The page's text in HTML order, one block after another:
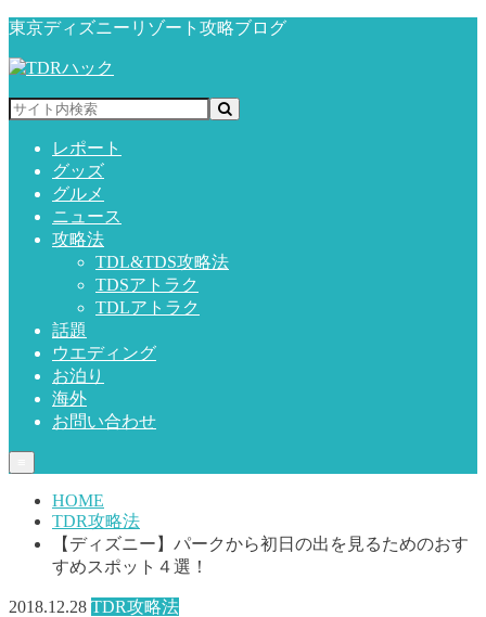
東京ディズニーリゾート攻略ブログ
レポート
グッズ
グルメ
ニュース
攻略法
TDL&TDS攻略法
TDSアトラク
TDLアトラク
話題
ウエディング
お泊り
海外
お問い合わせ
HOME
TDR攻略法
【ディズニー】パークから初日の出を見るためのおす
すめスポット４選！
2018.12.28 TDR攻略法